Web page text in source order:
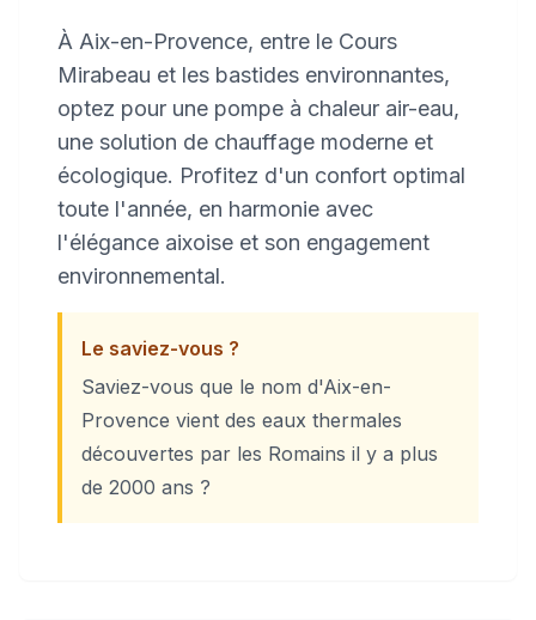
À Aix-en-Provence, entre le Cours
Mirabeau et les bastides environnantes,
optez pour une pompe à chaleur air-eau,
une solution de chauffage moderne et
écologique. Profitez d'un confort optimal
toute l'année, en harmonie avec
l'élégance aixoise et son engagement
environnemental.
Le saviez-vous ?
Saviez-vous que le nom d'Aix-en-
Provence vient des eaux thermales
découvertes par les Romains il y a plus
de 2000 ans ?